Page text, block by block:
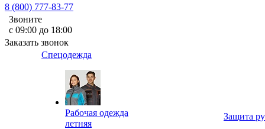
8 (800) 777-83-77
Звоните
с 09:00 до 18:00
Заказать звонок
Спецодежда
Рабочая одежда
летняя
Защита